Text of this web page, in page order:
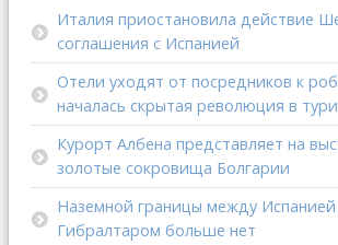
Италия приостановила действие
соглашения с Испанией
Отели уходят от посредников к
началась скрытая революция в
Курорт Албена представляет на
золотые сокровища Болгарии
Наземной границы между
Гибралтаром больше нет